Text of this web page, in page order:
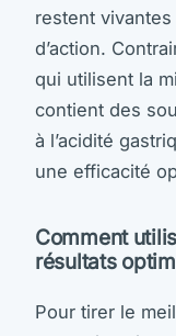
restent vivantes
d’action.
qui utilisent la
contient des
à l’acidité
une efficacité
Comment
résultats
Pour tirer le